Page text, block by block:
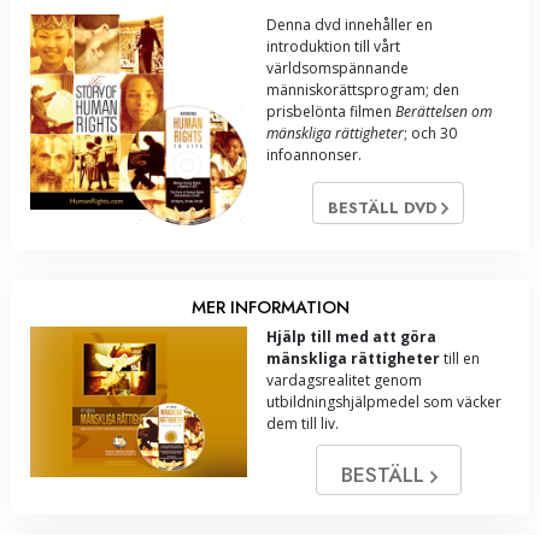
Denna dvd innehåller en
introduktion till vårt
världsomspännande
människorättsprogram; den
prisbelönta filmen Berättelsen om
mänskliga rättigheter; och 30
infoannonser.
BESTÄLL DVD
MER INFORMATION
Hjälp till med att göra
mänskliga rättighetertill en
vardagsrealitet genom
utbildningshjälpmedel som väcker
dem till liv.
BESTÄLL